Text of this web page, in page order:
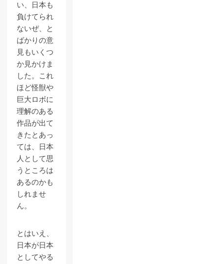
い、日本も
負けてられ
ないぜ、と
ばかりの意
見もいくつ
か見かけま
した。これ
ほど怪獣や
巨大ロボに
理解のある
作品が出て
きたとあっ
ては、日本
人として思
うところは
あるのかも
しれませ
ん。
とはいえ、
日本が日本
としてやる